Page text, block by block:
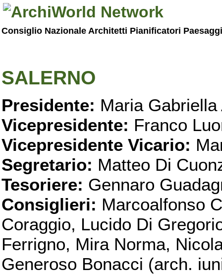
Consiglio Nazionale Architetti Pianificatori
SALERNO
Presidente: Maria Gabriella
Vicepresidente: Franco
Vicepresidente Vicario:
Segretario: Matteo Di
Tesoriere: Gennaro
Consiglieri: Marcoalfonso
Coraggio, Lucido Di
Ferrigno, Mira Norma,
Generoso Bonacci (arch.